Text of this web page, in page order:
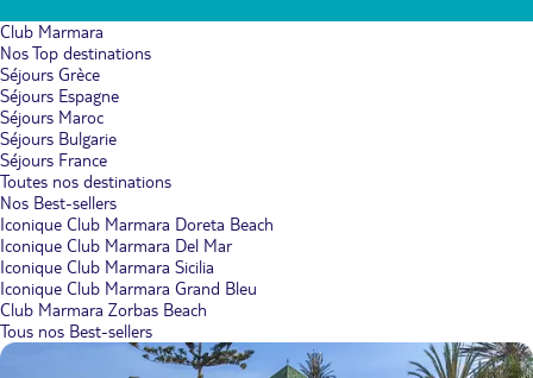
Club Marmara
Nos Top destinations
Séjours Grèce
Séjours Espagne
Séjours Maroc
Séjours Bulgarie
Séjours France
Toutes nos destinations
Nos Best-sellers
Iconique Club Marmara Doreta Beach
Iconique Club Marmara Del Mar
Iconique Club Marmara Sicilia
Iconique Club Marmara Grand Bleu
Club Marmara Zorbas Beach
Tous nos Best-sellers